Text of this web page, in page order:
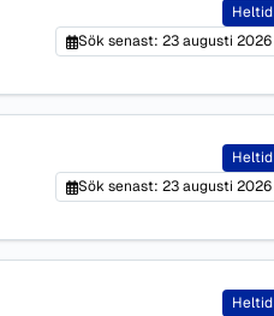
Heltid
Sök senast: 23 augusti 2026
Heltid
Sök senast: 23 augusti 2026
Heltid